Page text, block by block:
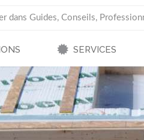
SERVICES